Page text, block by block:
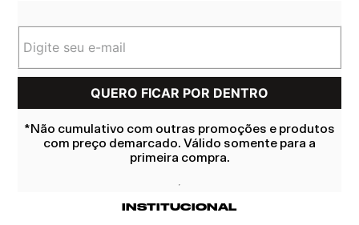
*Não cumulativo com outras promoções e produtos
com preço demarcado. Válido somente para a
primeira compra.
INSTITUCIONAL